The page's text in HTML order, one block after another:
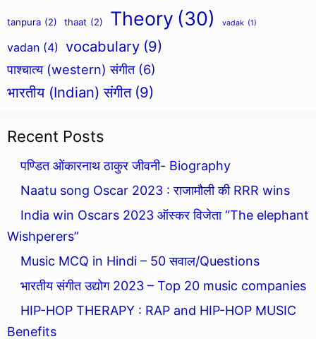
tanpura (2) thaat (2) Theory (30) vadak (1)
vadan (4) vocabulary (9)
पाश्चात्य (western) संगीत (6)
भारतीय (Indian) संगीत (9)
Recent Posts
पण्डित ओंकारनाथ ठाकुर जीवनी- Biography
Naatu song Oscar 2023 : राजामौली की RRR wins
India win Oscars 2023 ऑस्कर विजेता “The elephant
Wishperers”
Music MCQ in Hindi – 50 सवाल/Questions
भारतीय संगीत उद्योग 2023 – Top 20 music companies
HIP-HOP THERAPY : RAP and HIP-HOP MUSIC
Benefits